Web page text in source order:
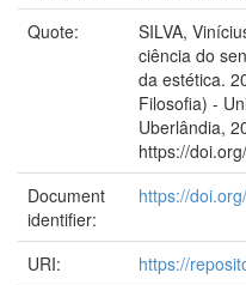
Quote:
SILVA,
ciência do
da estética.
Filosofia) -
Uberlândia,
https://
Document
identifier:
https://
URI:
https://